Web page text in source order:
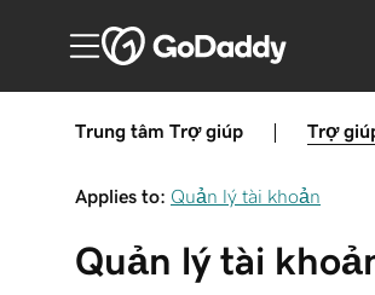
Trung tâm Trợ giúp Trợ
Applies to: Quản lý tài khoản
Quản lý tài